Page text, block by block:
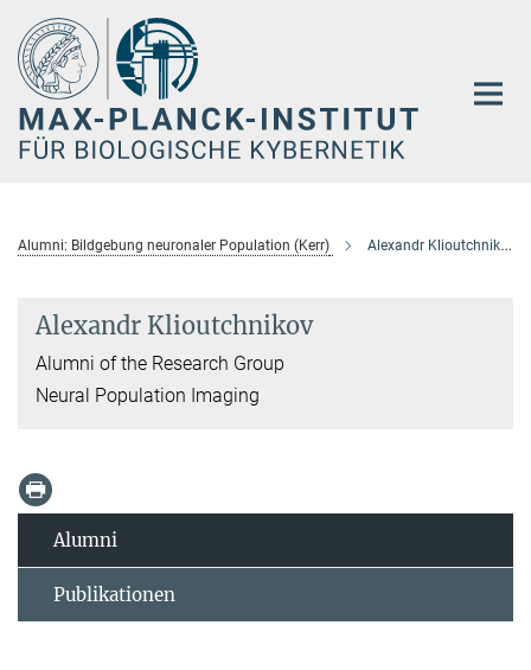
Hauptinhalt
Alumni: Bildgebung neuronaler Population (Kerr) Alexandr Klioutchnikov
Alexandr Klioutchnikov
Alumni of the Research Group
Neural Population Imaging
Alumni
Publikationen